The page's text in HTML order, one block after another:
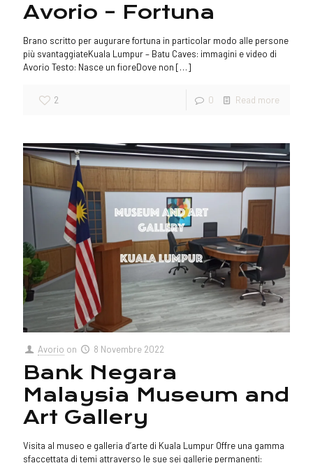
Avorio – Fortuna
Brano scritto per augurare fortuna in particolar modo alle persone
più svantaggiateKuala Lumpur – Batu Caves: immagini e video di
Avorio Testo: Nasce un fioreDove non […]
2 0 Read more
Avorio on 8 Novembre 2022
Bank Negara
Malaysia Museum and
Art Gallery
Visita al museo e galleria d’arte di Kuala Lumpur Offre una gamma
sfaccettata di temi attraverso le sue sei gallerie permanenti: